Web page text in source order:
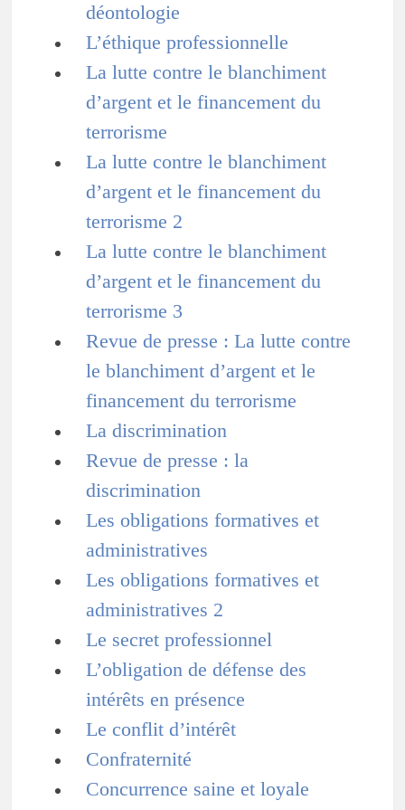
déontologie
L’éthique professionnelle
La lutte contre le blanchiment
d’argent et le financement du
terrorisme
La lutte contre le blanchiment
d’argent et le financement du
terrorisme 2
La lutte contre le blanchiment
d’argent et le financement du
terrorisme 3
Revue de presse : La lutte contre
le blanchiment d’argent et le
financement du terrorisme
La discrimination
Revue de presse : la
discrimination
Les obligations formatives et
administratives
Les obligations formatives et
administratives 2
Le secret professionnel
L’obligation de défense des
intérêts en présence
Le conflit d’intérêt
Confraternité
Concurrence saine et loyale